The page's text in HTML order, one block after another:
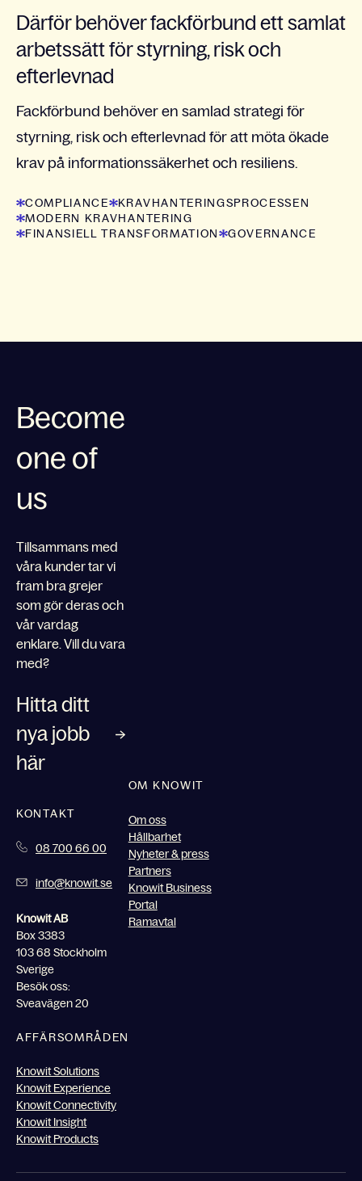
Därför behöver fackförbund ett samlat
arbetssätt för styrning, risk och
efterlevnad
Fackförbund behöver en samlad strategi för
styrning, risk och efterlevnad för att möta ökade
krav på informationssäkerhet och resiliens.
COMPLIANCE
KRAVHANTERINGSPROCESSEN
MODERN KRAVHANTERING
FINANSIELL TRANSFORMATION
GOVERNANCE
Become
one of
us
Tillsammans med
våra kunder tar vi
fram bra grejer
som gör deras och
vår vardag
enklare. Vill du vara
med?
Hitta ditt
nya jobb
här
KONTAKT
08 700 66 00
info@knowit.se
Knowit AB
Box 3383
103 68 Stockholm
Sverige
Besök oss:
Sveavägen 20
OM KNOWIT
Om oss
Hållbarhet
Nyheter & press
Partners
Knowit Business
Portal
Ramavtal
AFFÄRSOMRÅDEN
Knowit Solutions
Knowit Experience
Knowit Connectivity
Knowit Insight
Knowit Products